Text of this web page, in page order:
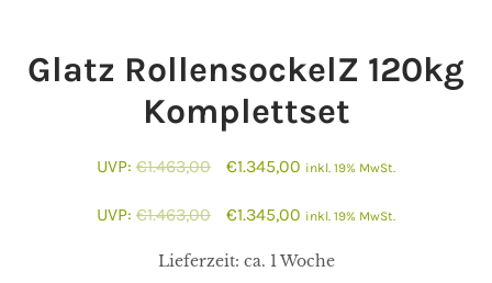
Glatz RollensockelZ 120kg
Komplettset
UVP: €1.463,00
Ursprünglicher
war:
€1.463,00
€1.345,00Aktueller
ist:
€1.345,00.
inkl. 19% MwSt.
UVP: €1.463,00
Ursprünglicher
€1.345,00Aktueller
inkl. 19% MwSt.
Lieferzeit: ca. 1 Woche